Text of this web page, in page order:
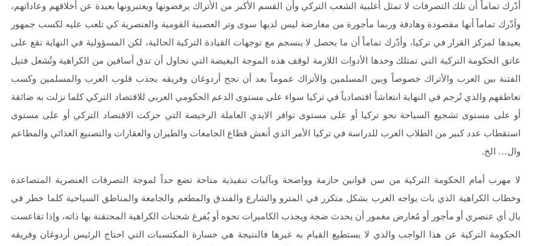
أدّرك تماماً أن تلك التصرفات لا تمثل أغلبية الشعب التركي وأن القسم الأكبر من الأتراك يرفضونها ويعتبرونها بعيدة عن أخلاقهم وعاداتهم،
وأدّرك تماماً أنها مقصودة وهادفة وربما مأجورة من معارضة ليس لديها سوى وتر العصبية القومية والعنصرية كي تلعب عليه لكسب جمهور
يعيدها لمركز القرار في تركيا، وأدّرك تماماً أن ما يحصل لا ينسجم مع توجهات القيادة التركية الحالية، لكن المسؤولية في النهاية تقع على
عاتق الحكومة التركية التي تمتلك وحدها الأدوات اللازمة لوقف هذه الموجة البغيضة التي تحاول أن تدق أسافين من الكراهية وتُشعل فتيل
الفتنة بين العرب والأتراك خصوصاً وبين المسلمين والأتراك عموماً بعد أن نجح أردوغان وفريقه بجذب قلوب العرب والمسلمين وكسب
تعاطفهم والذي تُرجم في النهاية انتعاشاً اقتصادياً في تركيا سواء على مستوى الدعم الحكومي العربي للاقتصاد التركي كلما نزلت به ضائقة
أو على مستوى تشجيع السياحة نحو تركيا أو على مستوى توافر الايدي العاملة الرخيصة التي حركت الاقتصاد التركي أو على مستوى
استقطاب عدد كبير من الطلاب العرب للدراسة في تركيا الأمر الذي أنعش قطاع الجامعات والطيران والعقارات والتصنيع الغذائي والمطاعم
وال… الخ.
لا مهرب أمام الحكومة التركية من سن قوانين حازمة وواضحة وبآليات تنفيذية متاحة تضع حداً لموجة التصرفات العنصرية المتصاعدة
وخطاب الكراهية الذي بات يواجه العرب بشكل متكرر في المترو والشارع والفندق والمطعم والجامعة والمناطق السياحية كلما خطر في
بال أي عنصري أو مأجور أو مُعارض مغمور أن يحدث ضجة ويجذب الكاميرات نحوه أو يُفرغ شحنات الكراهية المحتقنة بها ذاته، وإذا تقاعست
الحكومة التركية عن هذا الواجب والذي لا يستطيع القيام به غيرها فالنتيجة هي خسارة المكتسبات التي احتاج الرئيس أردوغان وفريقه